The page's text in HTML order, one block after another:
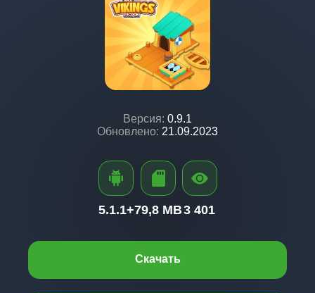
Версия: 0.9.1
Обновлено: 21.09.2023
Скачать
5.1.1+79,8 MB3 401